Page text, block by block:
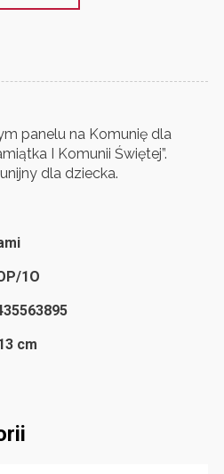
panelu na Komunię dla
I Komunii Świętej”.
dla dziecka.
1O
cm